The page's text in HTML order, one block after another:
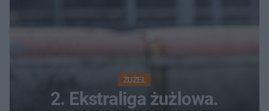
ŻUŻEL
2. Ekstraliga żużlowa.